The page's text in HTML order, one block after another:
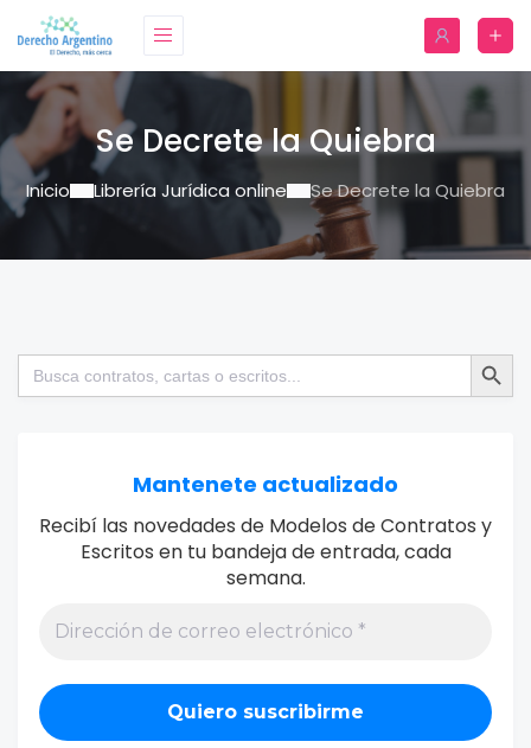
Se Decrete la Quiebra
Inicio Librería Jurídica online Se Decrete la Quiebra
Buscar: Botón de
Mantenete actualizado
Recibí las novedades de Modelos de Contratos y
Escritos en tu bandeja de entrada, cada
semana.